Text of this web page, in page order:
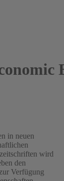
in neuen
wird
den
Verfügung